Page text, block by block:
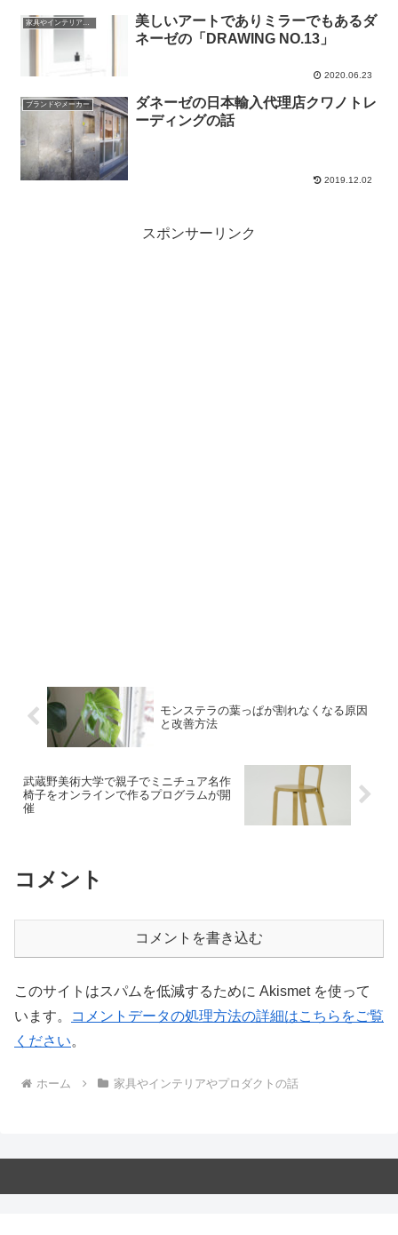
家具やインテリアやプロダクトの話
美しいアートでありミラーでもあるダ
ネーゼの「DRAWING NO.13」
2020.06.23
ブランドやメーカー
ダネーゼの日本輸入代理店クワノトレ
ーディングの話
2019.12.02
スポンサーリンク
モンステラの葉っぱが割れなくなる原因
と改善方法
武蔵野美術大学で親子でミニチュア名作
椅子をオンラインで作るプログラムが開
催
コメント
コメントを書き込む
このサイトはスパムを低減するために Akismet を使って
います。
コメントデータの処理方法の詳細はこちらをご覧
ください。
ホーム 家具やインテリアやプロダクトの話